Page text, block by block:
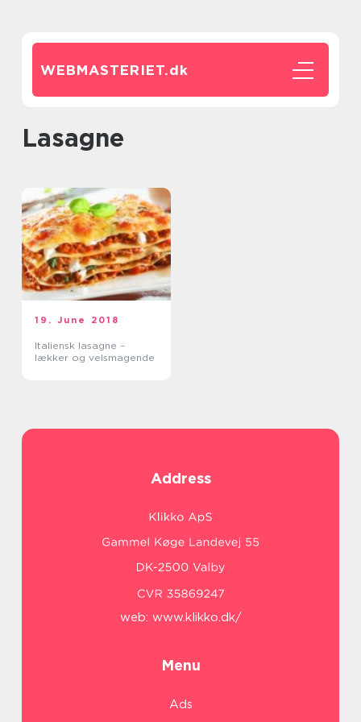
WEBMASTERIET.dk
lasagne
19. June 2018
Italiensk lasagne –
lækker og velsmagende
Address
web: www.klikko.dk/
Menu
Ads